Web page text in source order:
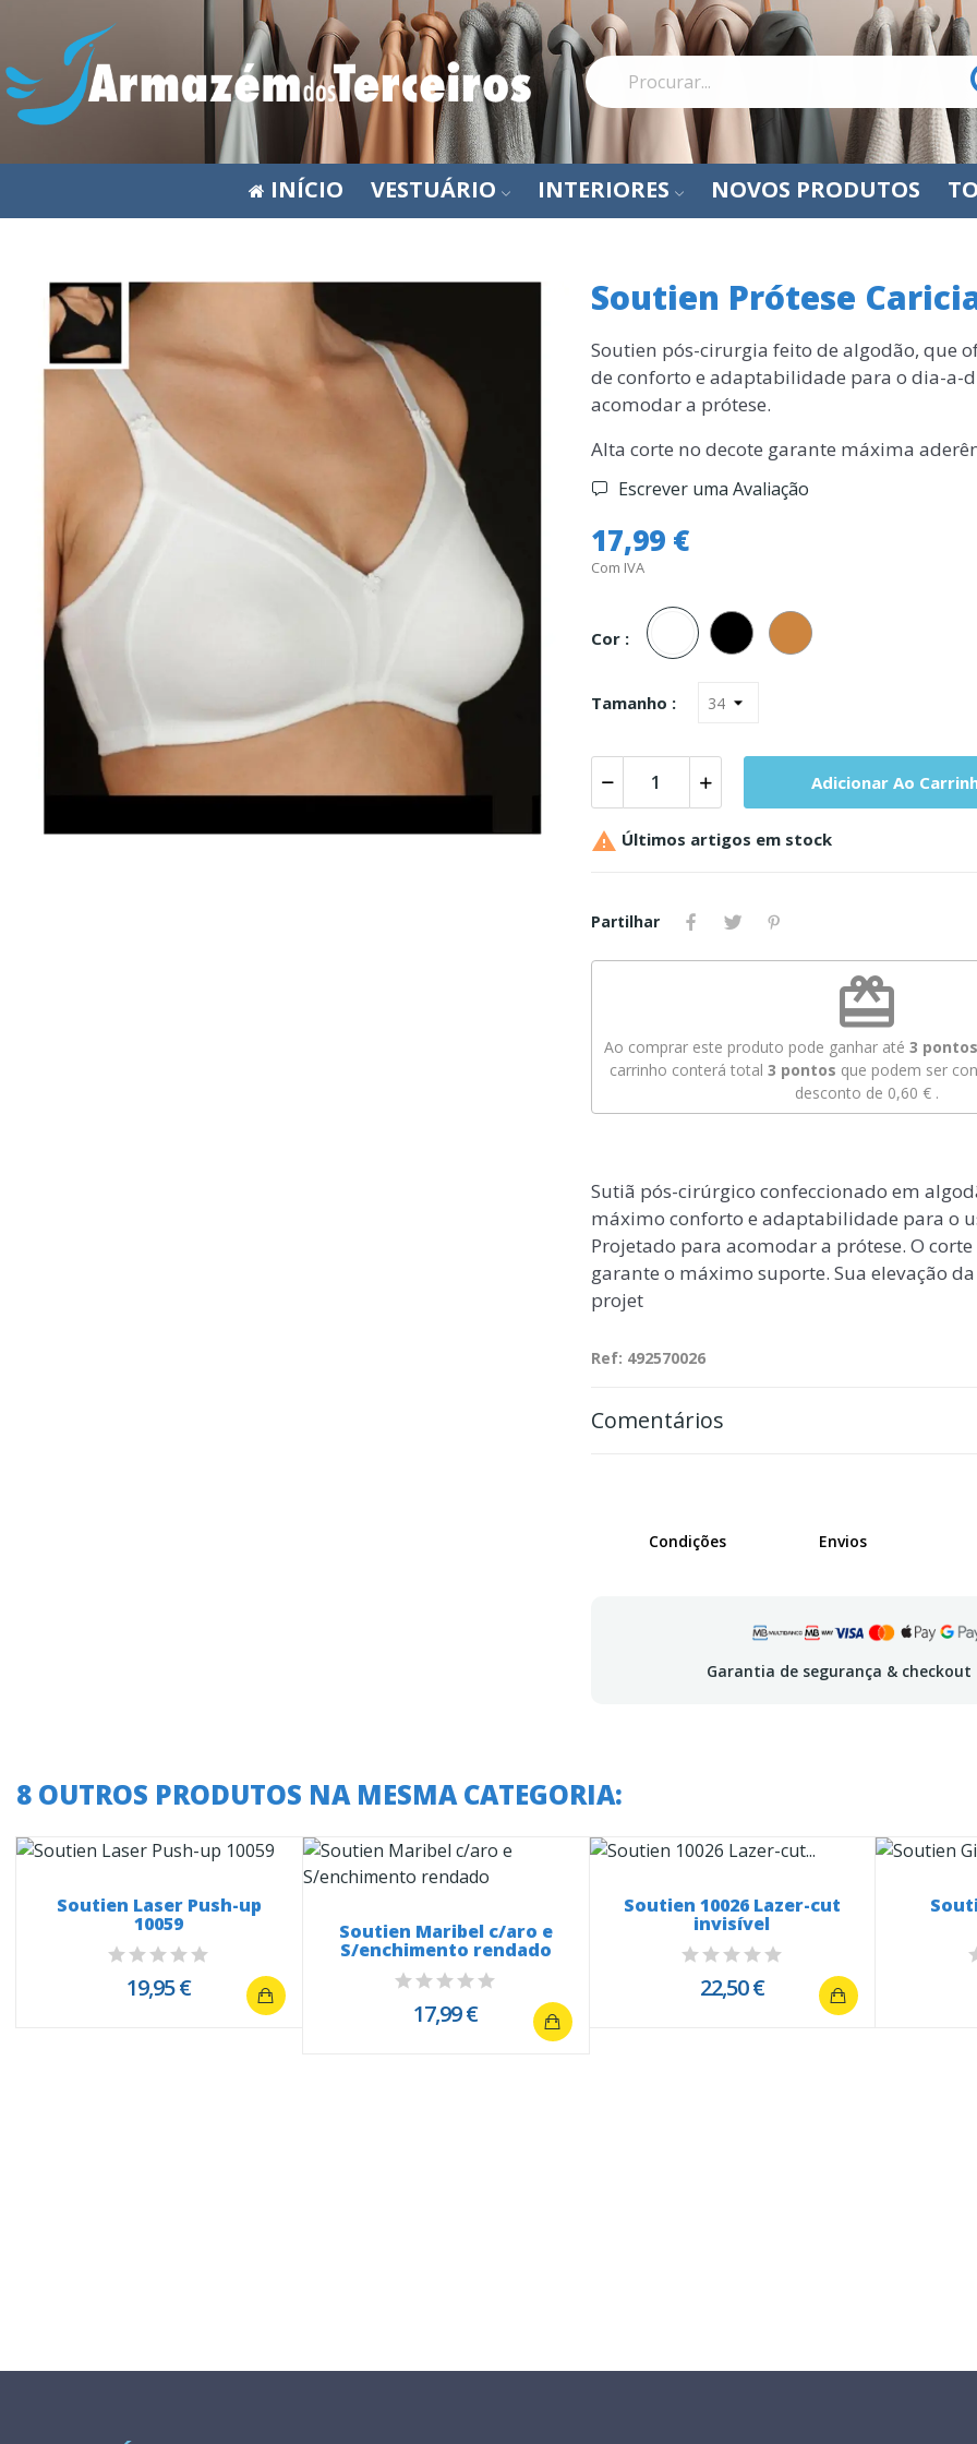
INÍCIO VESTUÁRIO INTERIORES NOVOS PRODUTOS
Soutien Prótese
Soutien pós-cirurgia feito de algodão, que
de conforto e adaptabilidade para o dia-a-
acomodar a prótese.
Alta corte no decote garante máxima
Escrever uma Avaliação
17,99 €
Com IVA
Cor :
Branco Preto Carne
Tamanho :
Adicionar Ao
 Últimos artigos em stock
Partilhar
redeem
Ao comprar este produto pode ganhar até 3
carrinho conterá total 3 pontos que podem ser
desconto de 0,60 € .
Sutiã pós-cirúrgico confeccionado em
máximo conforto e adaptabilidade para o
Projetado para acomodar a prótese. O
garante o máximo suporte. Sua elevação
projet
Ref: 492570026
Comentários
Condições Envios
Garantia de segurança & checkout
8 OUTROS PRODUTOS NA MESMA CATEGORIA:
Soutien Laser Push-up
10059
19,95 €
Soutien Maribel c/aro e
S/enchimento rendado
17,99 €
Soutien 10026 Lazer-cut
invisível
22,50 €